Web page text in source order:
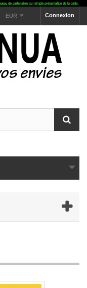
Connexion
EUR